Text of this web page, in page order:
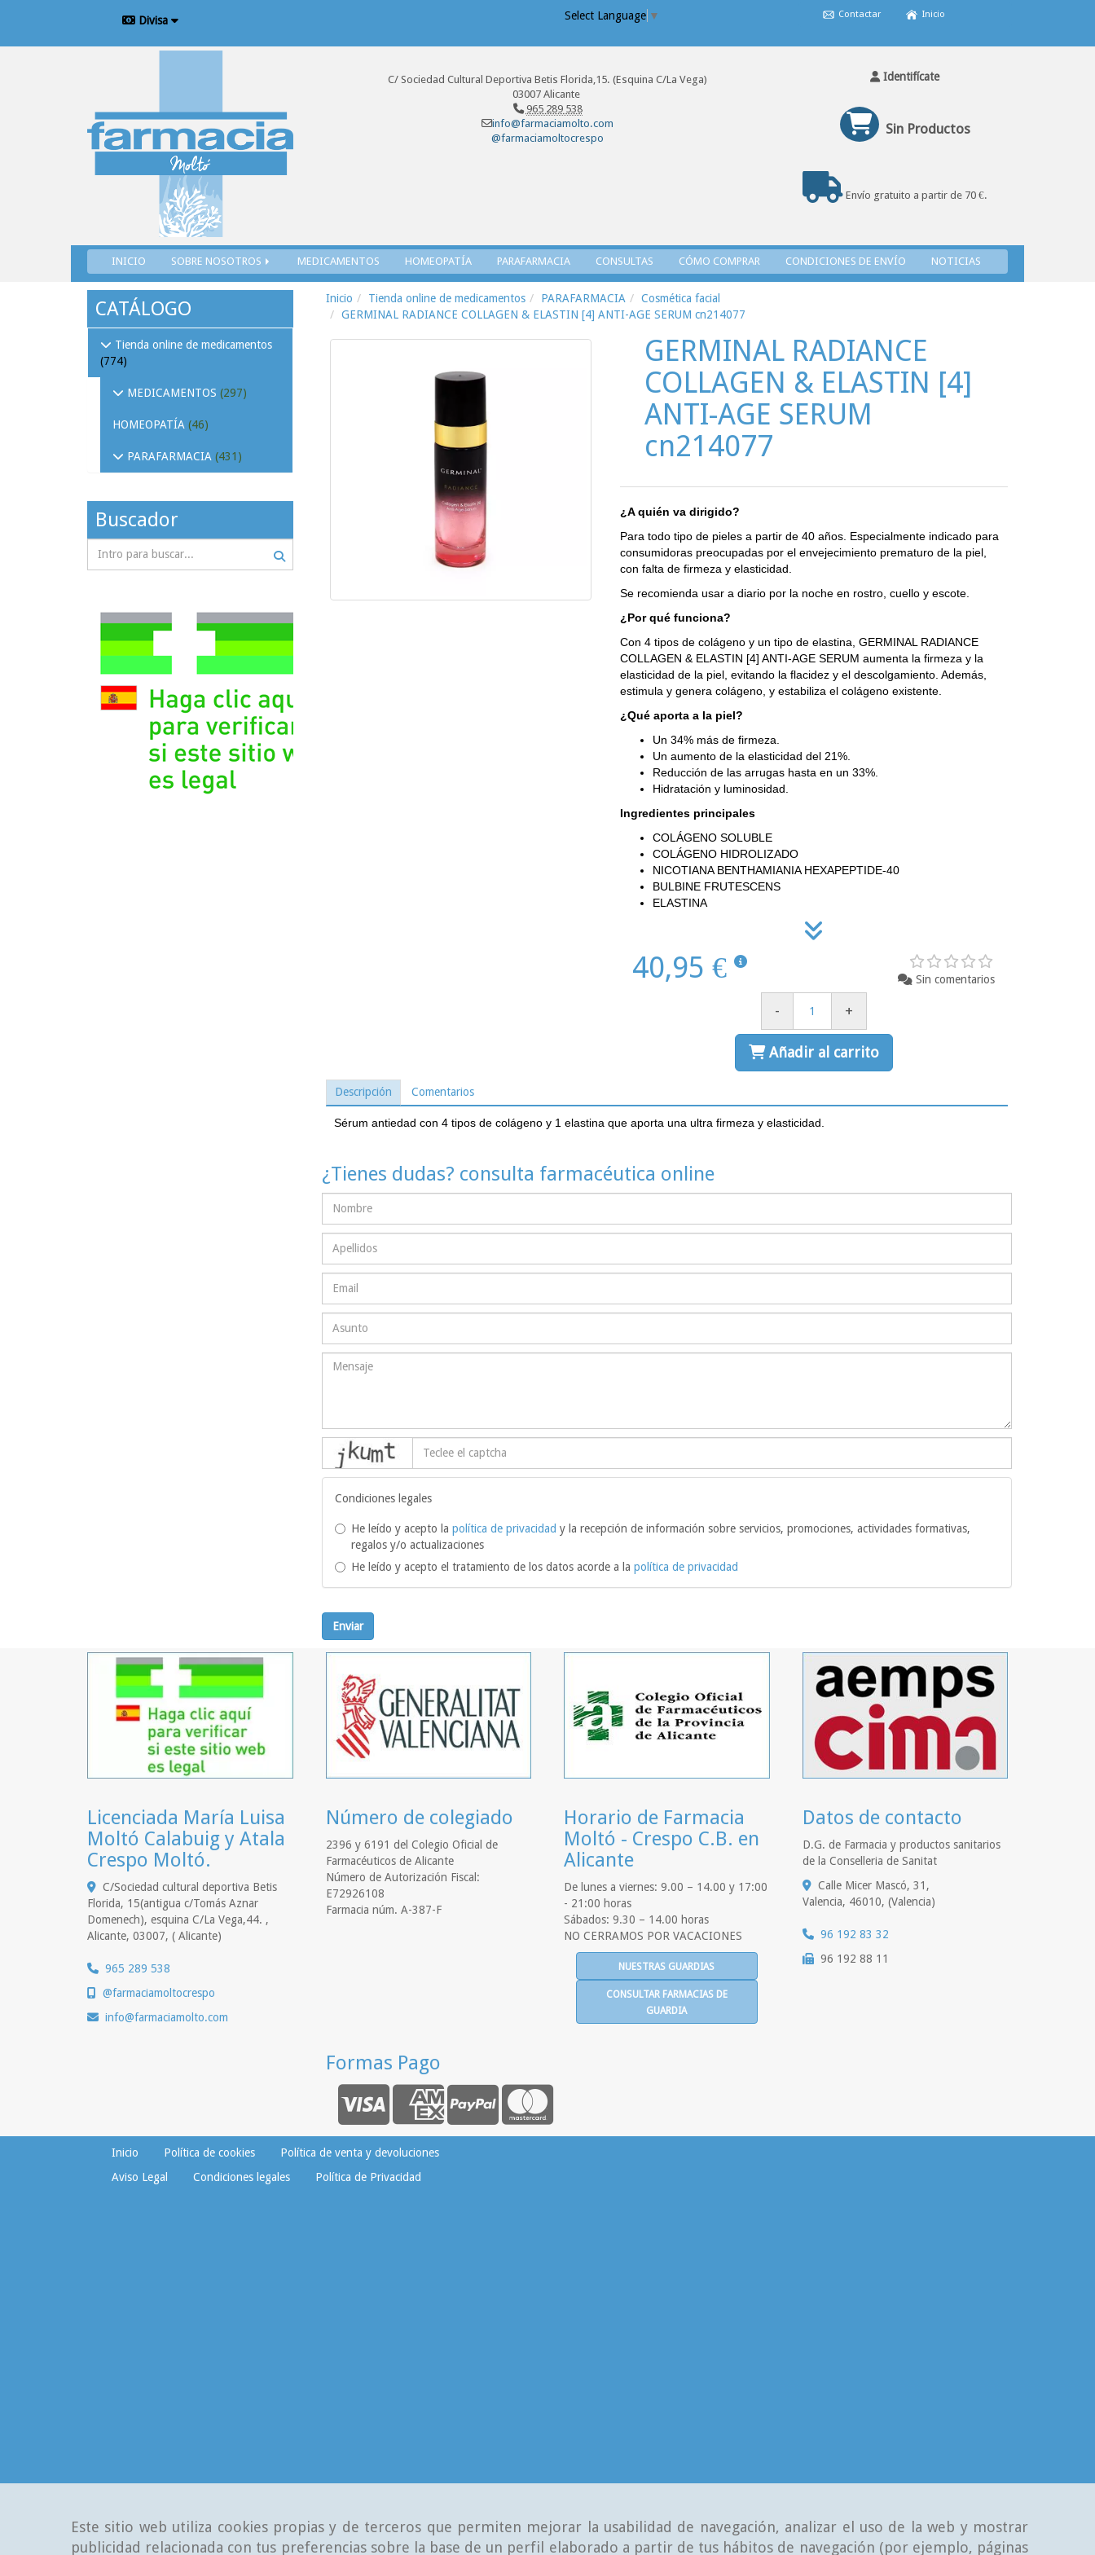
Este sitio web utiliza cookies propias y de terceros que permiten mejorar la usabilidad de navegación, analizar el uso de la web y mostrar
publicidad relacionada con tus preferencias sobre la base de un perfil elaborado a partir de tus hábitos de navegación (por ejemplo, páginas
Divisa Select Language ▼ Contactar Inicio
C/ Sociedad Cultural Deportiva Betis Florida,15. (Esquina C/La Vega)
03007 Alicante
965 289 538
info@farmaciamolto.com
@farmaciamoltocrespo
Identifícate
Sin Productos
Envío gratuito a partir de 70 €.
INICIO SOBRE NOSOTROS MEDICAMENTOS HOMEOPATÍA PARAFARMACIA CONSULTAS CÓMO COMPRAR CONDICIONES DE ENVÍO NOTICIAS
Inicio Tienda online de medicamentos PARAFARMACIA
Cosmética facial
GERMINAL RADIANCE COLLAGEN & ELASTIN [4] ANTI-AGE SERUM cn214077
GERMINAL RADIANCE
COLLAGEN & ELASTIN [4]
ANTI-AGE SERUM
cn214077
¿A quién va dirigido?
Para todo tipo de pieles a partir de 40 años. Especialmente indicado para
consumidoras preocupadas por el envejecimiento prematuro de la piel,
con falta de firmeza y elasticidad.
Se recomienda usar a diario por la noche en rostro, cuello y escote.
¿Por qué funciona?
Con 4 tipos de colágeno y un tipo de elastina, GERMINAL RADIANCE
COLLAGEN & ELASTIN [4] ANTI-AGE SERUM aumenta la firmeza y la
elasticidad de la piel, evitando la flacidez y el descolgamiento. Además,
estimula y genera colágeno, y estabiliza el colágeno existente.
¿Qué aporta a la piel?
Un 34% más de firmeza.
Un aumento de la elasticidad del 21%.
Reducción de las arrugas hasta en un 33%.
Hidratación y luminosidad.
Ingredientes principales
COLÁGENO SOLUBLE
COLÁGENO HIDROLIZADO
NICOTIANA BENTHAMIANIA HEXAPEPTIDE-40
BULBINE FRUTESCENS
ELASTINA
40,95 € Sin comentarios
- +
Añadir al carrito
Descripción Comentarios
Sérum antiedad con 4 tipos de colágeno y 1 elastina que aporta una ultra firmeza y elasticidad.
¿Tienes dudas? consulta farmacéutica online
Condiciones legales
He leído y acepto la política de privacidad y la recepción de información sobre servicios, promociones, actividades formativas,
regalos y/o actualizaciones
He leído y acepto el tratamiento de los datos acorde a la política de privacidad
Enviar
CATÁLOGO
Tienda online de medicamentos
(774)
MEDICAMENTOS (297)
HOMEOPATÍA (46)
PARAFARMACIA (431)
Buscador
Licenciada María Luisa
Moltó Calabuig y Atala
Crespo Moltó.
C/Sociedad cultural deportiva Betis
Florida, 15(antigua c/Tomás Aznar
Domenech), esquina C/La Vega,44. ,
Alicante, 03007, ( Alicante)
965 289 538
@farmaciamoltocrespo
info
farmaciamolto.com
Número de colegiado
2396 y 6191 del Colegio Oficial de
Farmacéuticos de Alicante
Número de Autorización Fiscal:
E72926108
Farmacia núm. A-387-F
Horario de Farmacia
Moltó - Crespo C.B. en
Alicante
De lunes a viernes: 9.00 – 14.00 y 17:00
- 21:00 horas
Sábados: 9.30 – 14.00 horas
NO CERRAMOS POR VACACIONES
NUESTRAS GUARDIAS
CONSULTAR FARMACIAS DE
GUARDIA
Datos de contacto
D.G. de Farmacia y productos sanitarios
de la Conselleria de Sanitat
Calle Micer Mascó, 31,
Valencia, 46010, (Valencia)
96 192 83 32
96 192 88 11
Formas Pago
Inicio Política de cookies
Política de venta y devoluciones
Aviso Legal
Condiciones legales Política de Privacidad